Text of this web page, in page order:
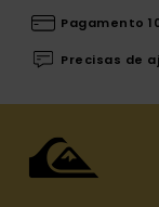
Pagamento
Precisas de